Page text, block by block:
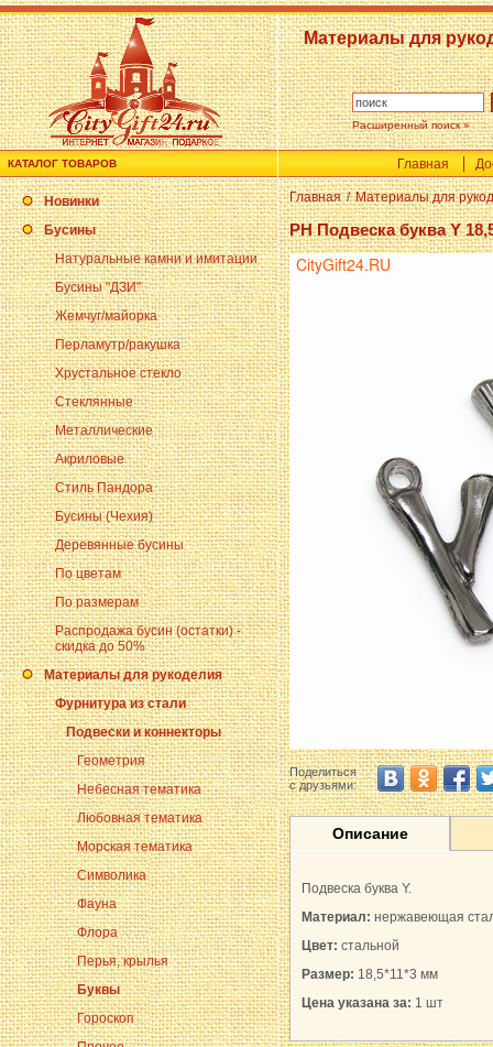
Материалы для
Расширенный поиск »
КАТАЛОГ ТОВАРОВ Главная
Новинки
Бусины
Натуральные камни и имитации
Бусины "ДЗИ"
Жемчуг/майорка
Перламутр/ракушка
Хрустальное стекло
Стеклянные
Металлические
Акриловые
Стиль Пандора
Бусины (Чехия)
Деревянные бусины
По цветам
По размерам
Распродажа бусин (остатки) -
скидка до 50%
Материалы для рукоделия
Фурнитура из стали
Подвески и коннекторы
Геометрия
Небесная тематика
Любовная тематика
Морская тематика
Символика
Фауна
Флора
Перья, крылья
Буквы
Гороскоп
Главная / Материалы для
PH Подвеска буква Y
Поделиться
с друзьями:
Описание
Подвеска буква Y.
Материал: нержавеющая
Цвет: стальной
Размер: 18,5*11*3 мм
Цена указана за: 1 шт